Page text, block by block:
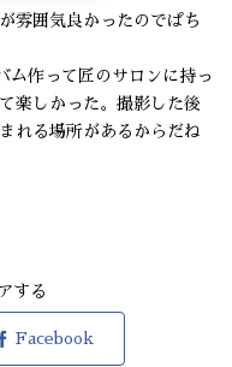
雰囲気良かったのでぱち
ム作って匠のサロンに持っ
楽しかった。撮影した後
れる場所があるからだね
する
Facebook